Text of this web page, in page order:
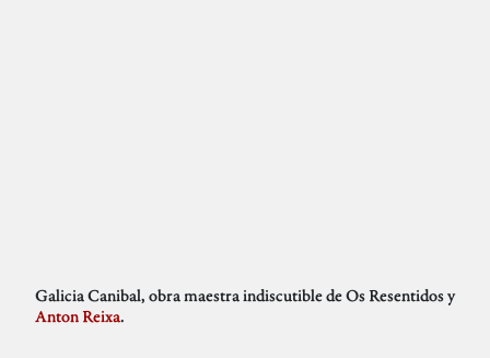
Galicia Canibal, obra maestra indiscutible de Os Resentidos y
Anton Reixa.